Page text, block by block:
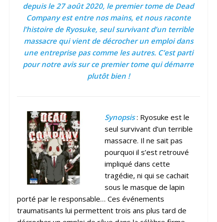
depuis le 27 août 2020, le premier tome de Dead
Company est entre nos mains, et nous raconte
l’histoire de Ryosuke, seul survivant d’un terrible
massacre qui vient de décrocher un emploi dans
une entreprise pas comme les autres. C’est parti
pour notre avis sur ce premier tome qui démarre
plutôt bien !
Synopsis: Ryosuke est le
seul survivant d’un terrible
massacre. Il ne sait pas
pourquoi il s’est retrouvé
impliqué dans cette
tragédie, ni qui se cachait
sous le masque de lapin
porté par le responsable… Ces événements
traumatisants lui permettent trois ans plus tard de